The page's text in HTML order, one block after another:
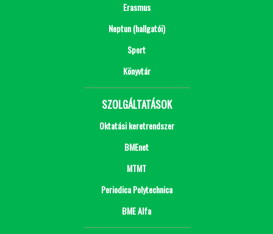
Erasmus
Neptun (hallgatói)
Sport
Könyvtár
SZOLGÁLTATÁSOK
Oktatási keretrendszer
BMEnet
MTMT
Periodica Polytechnica
BME Alfa